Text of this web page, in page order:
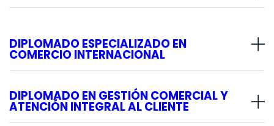
DIPLOMADO ESPECIALIZADO EN
COMERCIO INTERNACIONAL
DIPLOMADO EN GESTIÓN COMERCIAL Y
ATENCIÓN INTEGRAL AL CLIENTE